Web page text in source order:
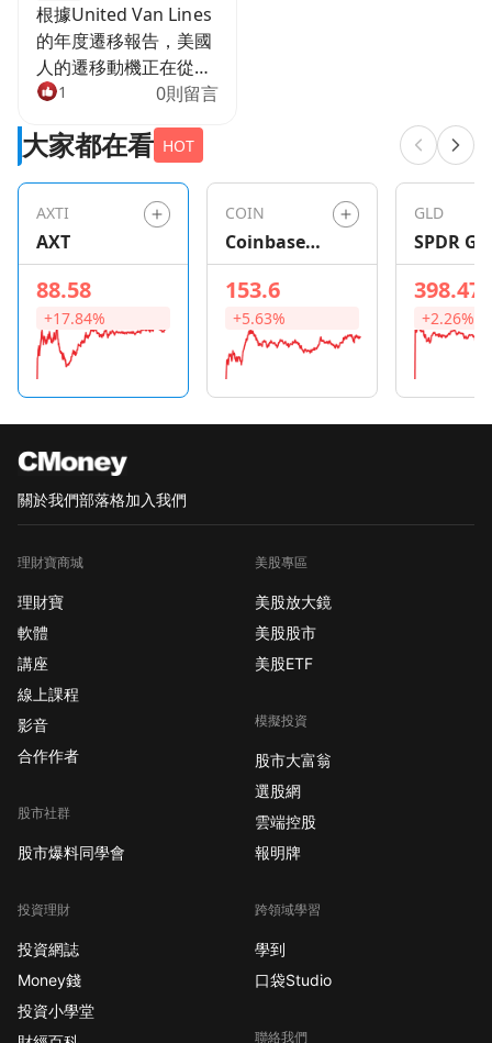
根據United Van Lines
的年度遷移報告，美國
人的遷移動機正在從過
去追求經濟機會，轉向
量。這一轉變將對商業
影響。報告指出，越來
越多美國人選擇搬到生
活成本較低的小型市
場，而非城市核心地
區，這將改變未來投資
選擇。 南方地區成為熱
門遷移目的地 報告顯
示，2025年首次成為最
德州，如今遷移趨勢趨
於平衡。南方和南大西
洋地區的西維吉尼亞
卡羅來納州、阿肯色
州、阿拉巴馬州和德拉
瓦州成為主要遷入地
區。這表明美國人正在
尋求更慢的生活步調。
年輕世代偏好新澤西，
退休族則移出該州 根據
報告，年輕的千禧世代
較紐約市低的新澤西
移出，使其成為遷出率
移原因轉向基本生活成
本和生活方式的考量。
商業房地產投資策略需
調整 BGO首席經濟學
家Ryan Severino指
1 0則留言
大家都在看 HOT
AXTI
AXT
88.58
+17.84%
COIN
Coinbase
Global
153.6
+5.63%
GLD
SPDR
Shares
398.47
+2.26%
關於我們部落格加入我們
理財寶商城
理財寶
軟體
講座
線上課程
影音
合作作者
股市社群
股市爆料同學會
投資理財
投資網誌
Money錢
投資小學堂
美股專區
美股放大鏡
美股股市
美股ETF
模擬投資
股市大富翁
選股網
雲端控股
報明牌
跨領域學習
學到
口袋Studio
聯絡我們